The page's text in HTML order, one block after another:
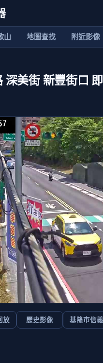
山 地圖查找 附近影像
深美街 新豐街口
放 歷史影像 基隆市信